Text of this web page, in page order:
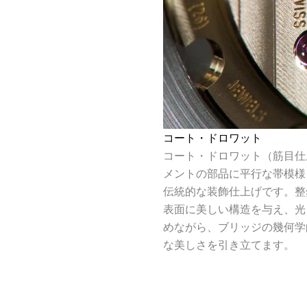
コート・ドロワット
コート・ドロワット（筋目
メントの部品に平行な帯模
伝統的な装飾仕上げです。
表面に美しい構造を与え、
めながら、ブリッジの幾何
な美しさを引き立てます。